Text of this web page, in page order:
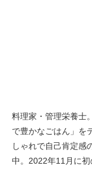
料理家・管理栄養士
で豊かなごはん」を
しゃれで自己肯定感
中。2022年11月に初